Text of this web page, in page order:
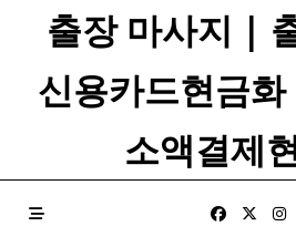
출장 마사지 |
신용카드현금
소액결제